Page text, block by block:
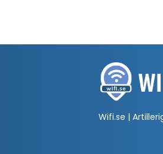
Wifi.se |